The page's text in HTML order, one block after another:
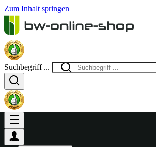
Zum Inhalt springen
Suchbegriff ...